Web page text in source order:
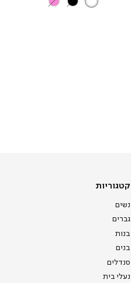
קטגוריות
קטגוריות
נשים
גברים
בנות
בנים
סנדלים
נעלי בית